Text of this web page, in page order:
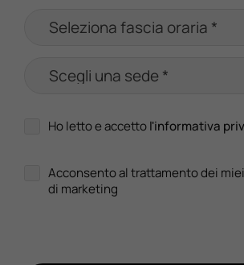
Ho letto e accettol'informativa
Acconsento al trattamento dei
di marketing